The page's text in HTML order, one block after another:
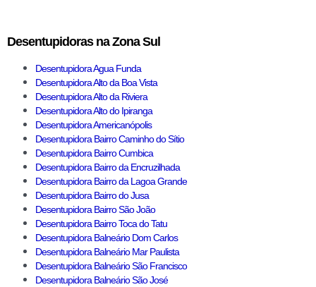
Desentupidoras na Zona Sul
Desentupidora Agua Funda
Desentupidora Alto da Boa Vista
Desentupidora Alto da Riviera
Desentupidora Alto do Ipiranga
Desentupidora Americanópolis
Desentupidora Bairro Caminho do Sítio
Desentupidora Bairro Cumbica
Desentupidora Bairro da Encruzilhada
Desentupidora Bairro da Lagoa Grande
Desentupidora Bairro do Jusa
Desentupidora Bairro São João
Desentupidora Bairro Toca do Tatu
Desentupidora Balneário Dom Carlos
Desentupidora Balneário Mar Paulista
Desentupidora Balneário São Francisco
Desentupidora Balneário São José